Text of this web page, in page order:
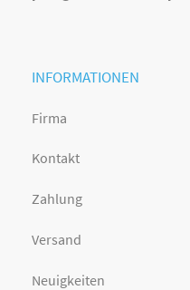
INFORMATIONEN
Firma
Kontakt
Zahlung
Versand
Neuigkeiten